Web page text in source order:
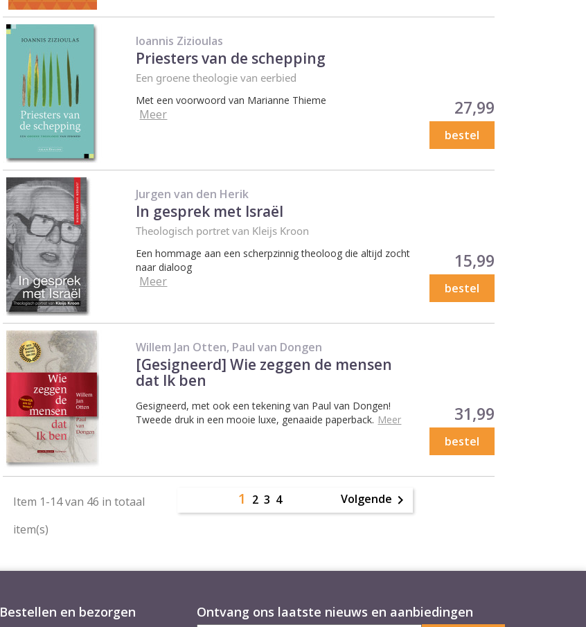
Ioannis Zizioulas
Priesters van de schepping
Een groene theologie van eerbied
Met een voorwoord van Marianne Thieme
Meer Prijs
27,99
bestel
Jurgen van den Herik
In gesprek met Israël
Theologisch portret van Kleijs Kroon
Een hommage aan een scherpzinnig theoloog die altijd zocht
naar dialoog
Meer
Prijs
15,99
bestel
Willem Jan Otten, Paul van Dongen
[Gesigneerd] Wie zeggen de mensen
dat Ik ben
Gesigneerd, met ook een tekening van Paul van Dongen!
Tweede druk in een mooie luxe, genaaide paperback. Meer Prijs
31,99
bestel
Item 1-14 van 46 in totaal
item(s)
1 23 4 Volgende 
Bestellen en bezorgen Ontvang ons laatste nieuws en aanbiedingen